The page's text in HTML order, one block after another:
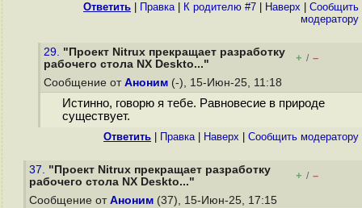
Ответить Правка| К родителю #7 Наверх
Cообщить
модератору
29. "Проект Nitrux прекращает разработку
рабочего стола NX Deskto..."
+ / –
Сообщение от Аноним (-), 15-Июн-25, 11:18
Истинно, говорю я тебе. Равновесие в природе
существует.
Ответить Правка| Наверх Cообщить модератору
37. "Проект Nitrux прекращает разработку
рабочего стола NX Deskto..."
+ / –
Сообщение от Аноним (37), 15-Июн-25, 17:15